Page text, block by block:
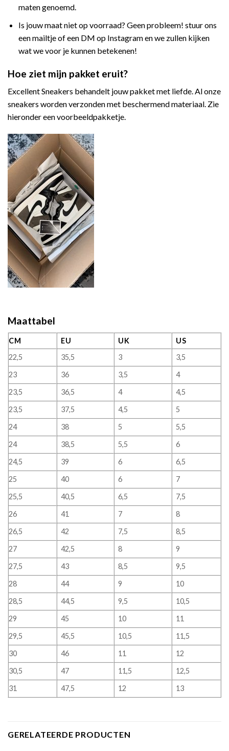
maten genoemd.
Is jouw maat niet op voorraad? Geen probleem! stuur ons
een mailtje of een DM op Instagram en we zullen kijken
wat we voor je kunnen betekenen!
Hoe ziet mijn pakket eruit?
Excellent Sneakers behandelt jouw pakket met liefde. Al onze
sneakers worden verzonden met beschermend materiaal. Zie
hieronder een voorbeeldpakketje.
Maattabel
CM EU UK
US
22,5
35,5 3
3,5
23
36 3,5
4
23,5
36,5 4
4,5
23,5
37,5 4,5
5
24
38 5
5,5
24
38,5 5,5
6
24,5
39 6
6,5
25
40 6
7
25,5
40,5 6,5
7,5
26
41 7
8
26,5
42 7,5
8,5
27
42,5 8
9
27,5
43 8,5
9,5
28
44 9
10
28,5
44,5 9,5
10,5
29
45 10
11
29,5
45,5 10,5
11,5
30
46 11
12
30,5
47 11,5
12,5
31
47,5 12 13
GERELATEERDE PRODUCTEN